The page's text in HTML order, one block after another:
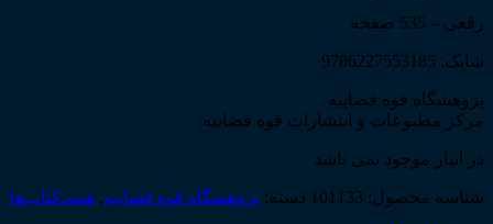
رقعی – 535 صفحه
شابک: 9786227553185
پژوهشگاه قوه قضاییه
مرکز مطبوعات و انتشارات قوه قضاییه
در انبار موجود نمی باشد
شناسه محصول: 101133 دسته: پژوهشگاه قوه قضاییه, همه‌ـ‌کتاب‌ها